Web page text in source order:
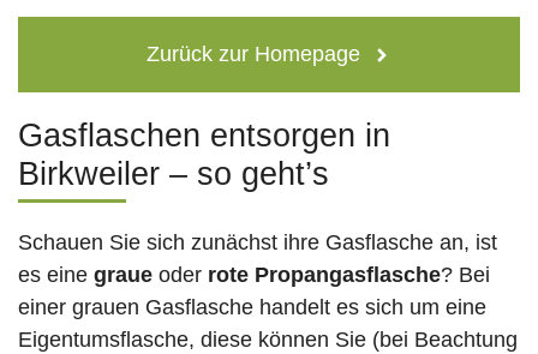
Zurück zur Homepage
Gasflaschen entsorgen in
Birkweiler – so geht’s
Schauen Sie sich zunächst ihre Gasflasche an, ist
es eine graue oder rote Propangasflasche? Bei
einer grauen Gasflasche handelt es sich um eine
Eigentumsflasche, diese können Sie (bei Beachtung